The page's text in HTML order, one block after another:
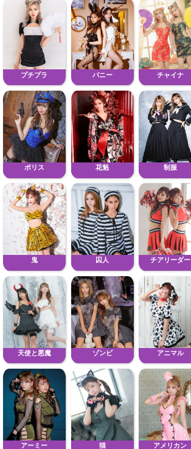
プチプラ バニー チャイナ
ポリス 花魁 制服
鬼 囚人 チアリーダー
天使と悪魔 ゾンビ アニマル
アーミー 猫 アメリカン